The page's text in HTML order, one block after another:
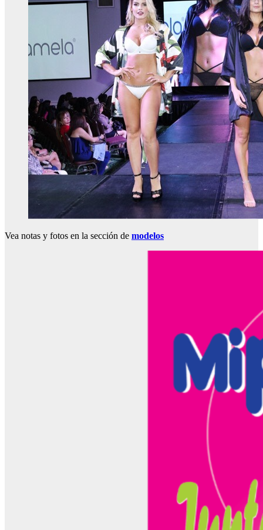
Vea notas y fotos en la sección de modelos